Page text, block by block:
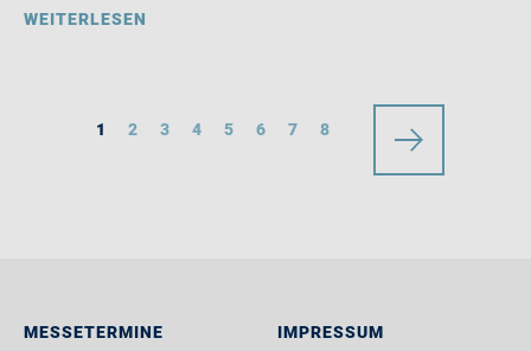
WEITERLESEN
1 2 3 4 5 6 7 8
MESSETERMINE IMPRESSUM